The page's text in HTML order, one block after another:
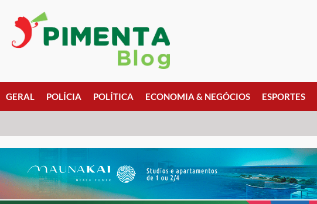
GERAL POLÍCIA POLÍTICA ECONOMIA & NEGÓCIOS ESPORTES